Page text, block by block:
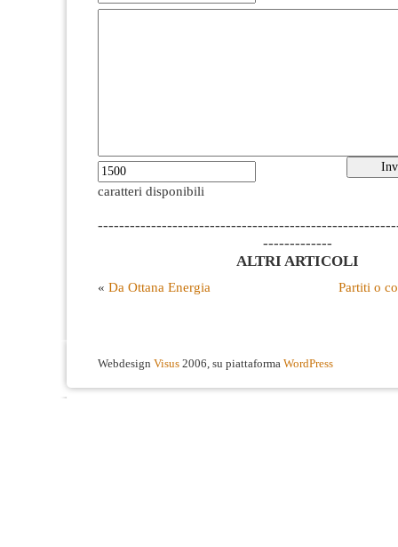
caratteri disponibili
-------------
ALTRI ARTICOLI
« Da Ottana Energia Partiti o
Webdesign Visus 2006, su piattaforma WordPress